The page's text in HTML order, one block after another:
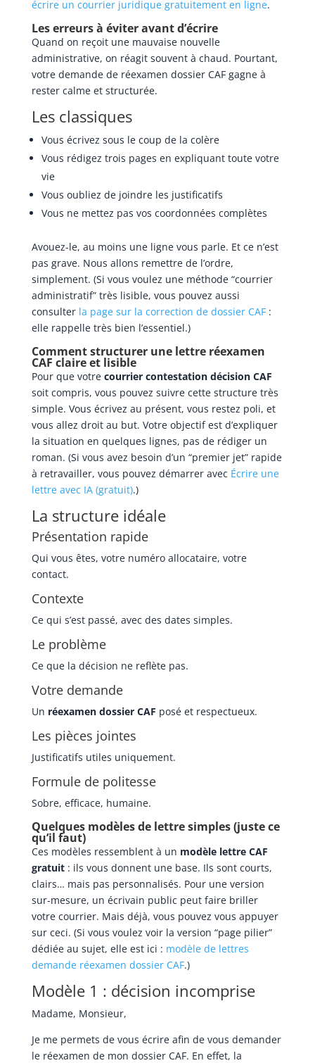
écrire un courrier juridique gratuitement en ligne.
Les erreurs à éviter avant d’écrire
Quand on reçoit une mauvaise nouvelle
administrative, on réagit souvent à chaud. Pourtant,
votre demande de réexamen dossier CAF gagne à
rester calme et structurée.
Les classiques
Vous écrivez sous le coup de la colère
Vous rédigez trois pages en expliquant toute votre
vie
Vous oubliez de joindre les justificatifs
Vous ne mettez pas vos coordonnées complètes
Avouez-le, au moins une ligne vous parle. Et ce n’est
pas grave. Nous allons remettre de l’ordre,
simplement. (Si vous voulez une méthode “courrier
administratif” très lisible, vous pouvez aussi
consulter la page sur la correction de dossier CAF:
elle rappelle très bien l’essentiel.)
Comment structurer une lettre réexamen
CAF claire et lisible
Pour que votre courrier contestation décision CAF
soit compris, vous pouvez suivre cette structure très
simple. Vous écrivez au présent, vous restez poli, et
vous allez droit au but. Votre objectif est d’expliquer
la situation en quelques lignes, pas de rédiger un
roman. (Si vous avez besoin d’un “premier jet” rapide
à retravailler, vous pouvez démarrer avec Écrire une
lettre avec IA (gratuit).)
La structure idéale
Présentation rapide
Qui vous êtes, votre numéro allocataire, votre
contact.
Contexte
Ce qui s’est passé, avec des dates simples.
Le problème
Ce que la décision ne reflète pas.
Votre demande
Un réexamen dossier CAF posé et respectueux.
Les pièces jointes
Justificatifs utiles uniquement.
Formule de politesse
Sobre, efficace, humaine.
Quelques modèles de lettre simples (juste ce
qu’il faut)
Ces modèles ressemblent à un modèle lettre CAF
gratuit: ils vous donnent une base. Ils sont courts,
clairs… mais pas personnalisés. Pour une version
sur-mesure, un écrivain public peut faire briller
votre courrier. Mais déjà, vous pouvez vous appuyer
sur ceci. (Si vous voulez voir la version “page pilier”
dédiée au sujet, elle est ici : modèle de lettres
demande réexamen dossier CAF.)
Modèle 1 : décision incomprise
Madame, Monsieur,
Je me permets de vous écrire afin de vous demander
le réexamen de mon dossier CAF. En effet, la